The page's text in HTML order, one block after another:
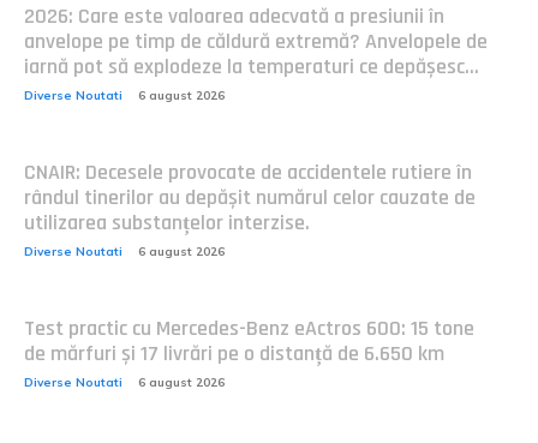
2026: Care este valoarea adecvată a presiunii în
anvelope pe timp de căldură extremă? Anvelopele de
iarnă pot să explodeze la temperaturi ce depășesc...
Diverse Noutati 6 august 2026
CNAIR: Decesele provocate de accidentele rutiere în
rândul tinerilor au depășit numărul celor cauzate de
utilizarea substanțelor interzise.
Diverse Noutati 6 august 2026
Test practic cu Mercedes-Benz eActros 600: 15 tone
de mărfuri și 17 livrări pe o distanță de 6.650 km
Diverse Noutati 6 august 2026